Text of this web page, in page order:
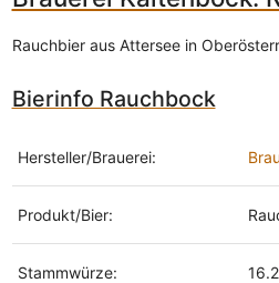
Rauchbier aus Attersee in
Bierinfo Rauchbock
Hersteller/Brauerei:
Produkt/Bier:
Stammwürze: